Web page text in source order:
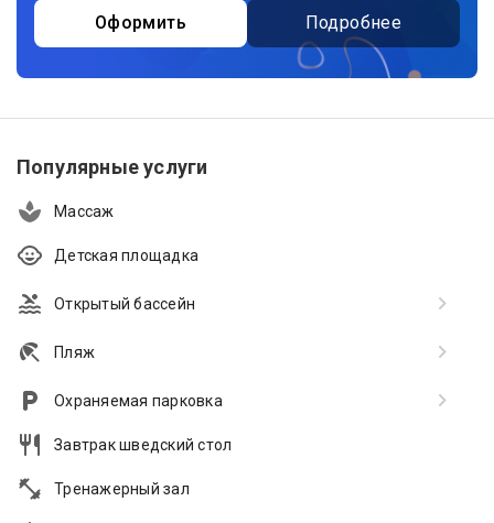
Оформить Подробнее
Популярные услуги
Массаж
Детская площадка
Открытый бассейн
Пляж
Охраняемая парковка
Завтрак шведский стол
Тренажерный зал